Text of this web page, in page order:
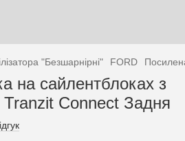
"Безшарнірні" FORD
на сайлентблоках з
Tranzit Connect Задня